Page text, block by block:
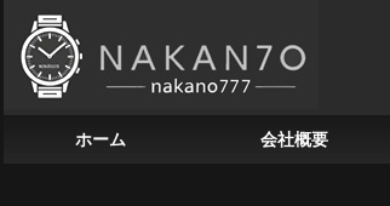
ホーム 会社概要